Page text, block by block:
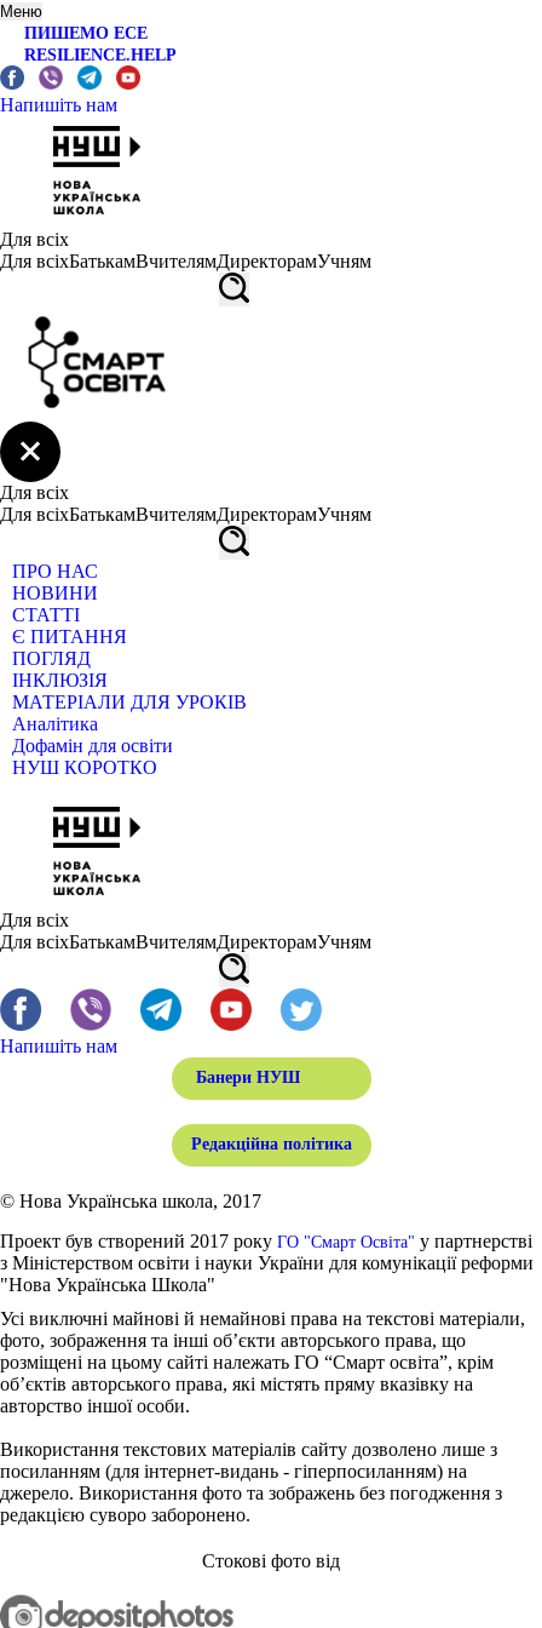
Меню
ПИШЕМО ЕСЕ
RESILIENCE.HELP
Напишіть нам
Для всіх
Для всіхБатькамВчителямДиректорамУчням
Для всіх
Для всіхБатькамВчителямДиректорамУчням
ПРО НАС
НОВИНИ
СТАТТІ
Є ПИТАННЯ
ПОГЛЯД
ІНКЛЮЗІЯ
МАТЕРІАЛИ ДЛЯ УРОКІВ
Аналітика
Дофамін для освіти
НУШ КОРОТКО
Для всіх
Для всіхБатькамВчителямДиректорамУчням
Напишіть нам
Банери НУШ
Редакційна політика
© Нова Українська школа, 2017
Проект був створений 2017 року ГО "Смарт Освіта" у партнерстві
з Міністерством освіти і науки України для комунікації реформи
"Нова Українська Школа"
Усі виключні майнові й немайнові права на текстові матеріали,
фото, зображення та інші об’єкти авторського права, що
розміщені на цьому сайті належать ГО “Смарт освіта”, крім
об’єктів авторського права, які містять пряму вказівку на
авторство іншої особи.
Використання текстових матеріалів сайту дозволено лише з
посиланням (для інтернет-видань - гіперпосиланням) на
джерело. Використання фото та зображень без погодження з
редакцією суворо заборонено.
Стокові фото від